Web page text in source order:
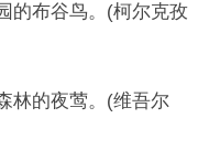
布谷鸟。(柯尔克孜
的夜莺。(维吾尔